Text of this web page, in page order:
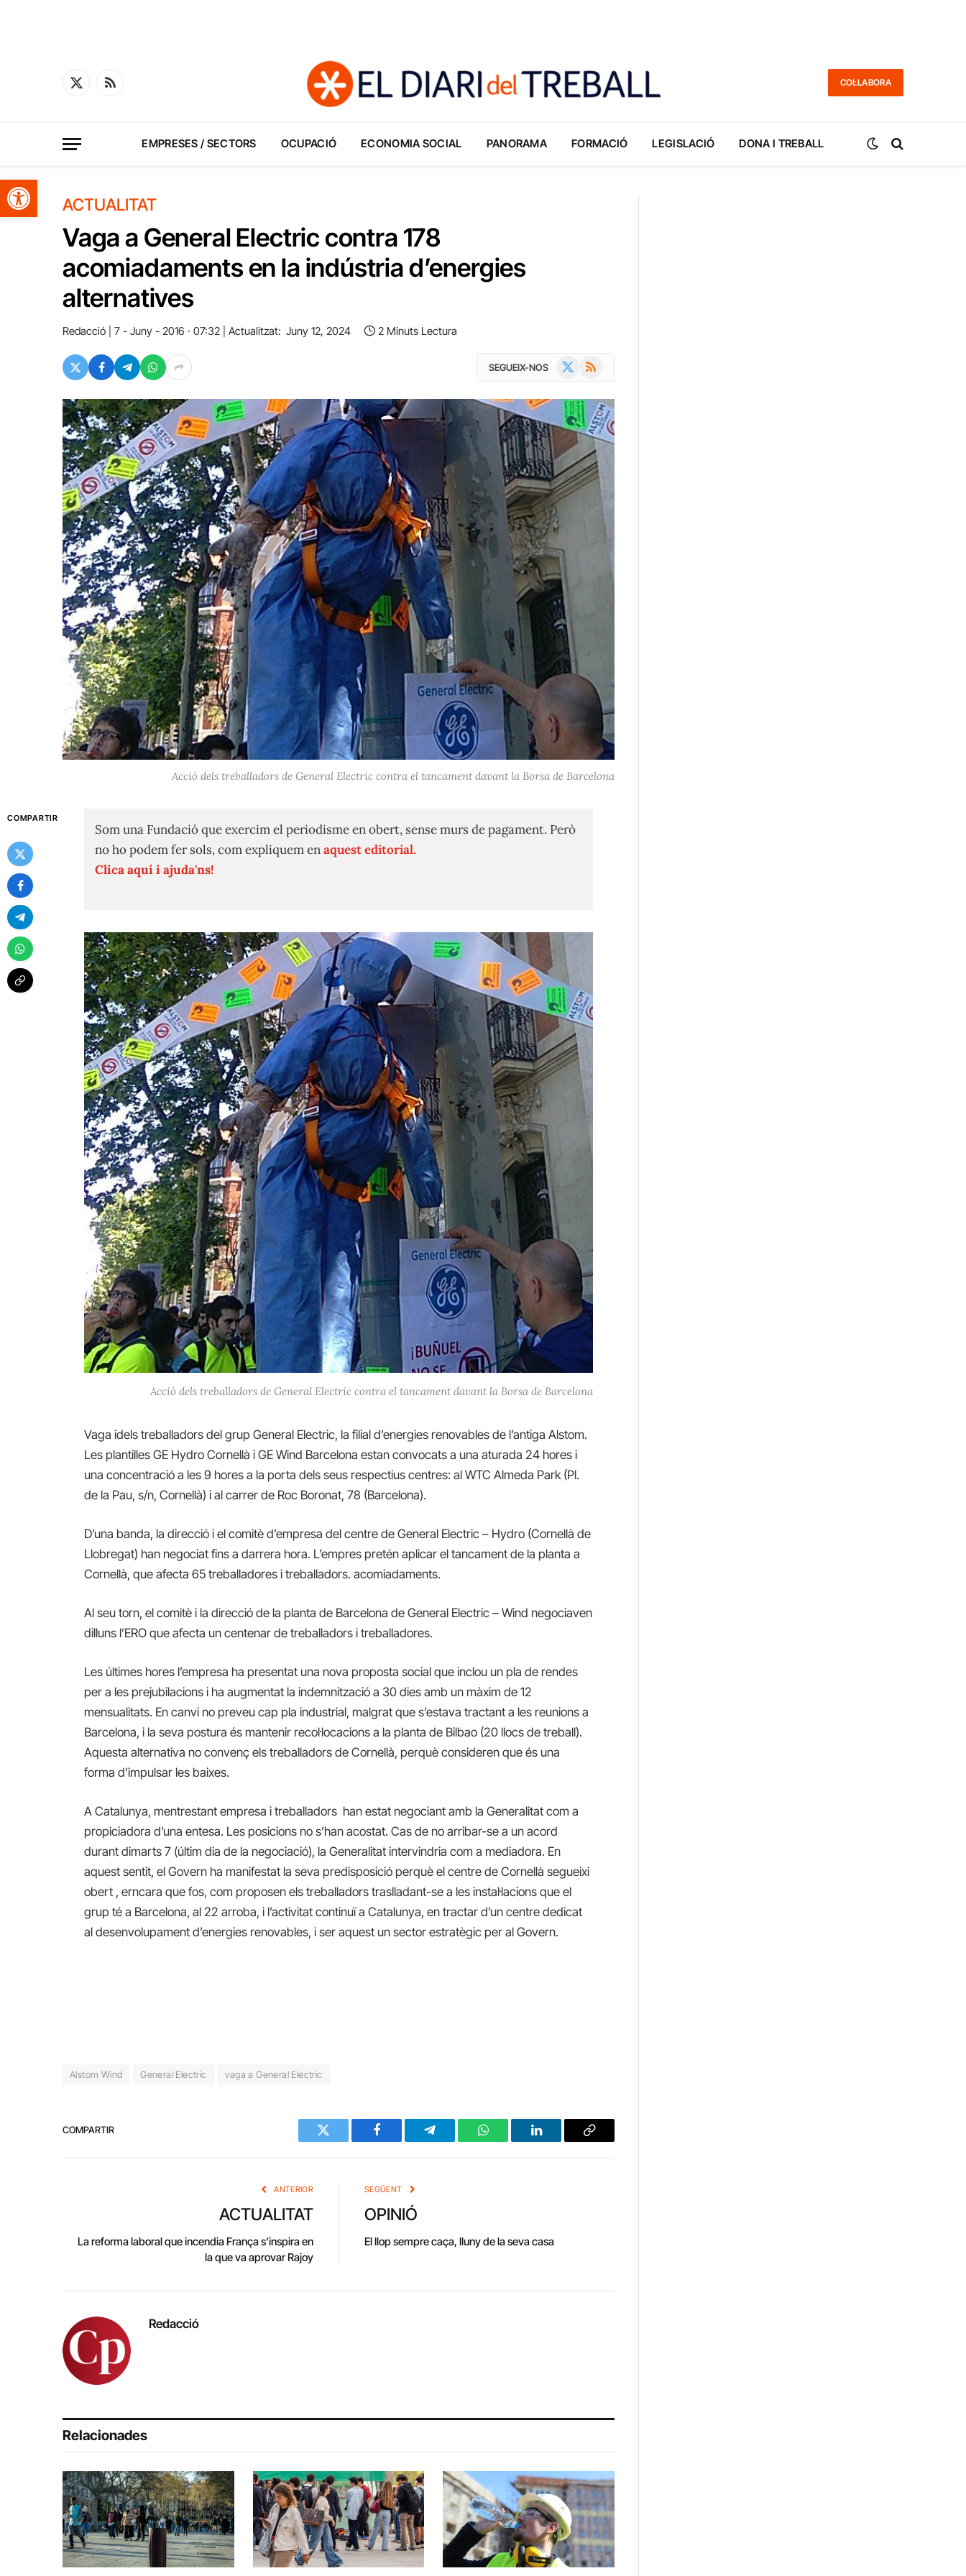
Obre la barra d'eines
X
RSS
COL·LABORA
EMPRESES / SECTORS OCUPACIÓ ECONOMIA SOCIAL PANORAMA FORMACIÓ LEGISLACIÓ DONA I TREBALL
ACTUALITAT
Vaga a General Electric contra 178
acomiadaments en la indústria d’energies
alternatives
Redacció 7 - Juny - 2016 · 07:32 Actualitzat: Juny 12, 2024 2 Minuts Lectura
SEGUEIX-NOS RSS
Acció dels treballadors de General Electric contra el tancament davant la Borsa de Barcelona
COMPARTIR
Som una Fundació que exercim el periodisme en obert, sense murs de pagament. Però
no ho podem fer sols, com expliquem enaquest editorial.
Clica aquí i ajuda'ns!
Acció dels treballadors de General Electric contra el tancament davant la Borsa de Barcelona
Vaga idels treballadors del grup General Electric, la filial d’energies renovables de l’antiga Alstom.
Les plantilles GE Hydro Cornellà i GE Wind Barcelona estan convocats a una aturada 24 hores i
una concentració a les 9 hores a la porta dels seus respectius centres: al WTC Almeda Park (Pl.
de la Pau, s/n, Cornellà) i al carrer de Roc Boronat, 78 (Barcelona).
D’una banda, la direcció i el comitè d’empresa ​​del centre de General Electric – Hydro (Cornellà de
Llobregat) han negociat fins a darrera hora. L’empres pretén aplicar el tancament de la planta a
Cornellà, que afecta 65 treballadores i treballadors. acomiadaments.
Al seu torn, el comitè i la direcció de la planta de Barcelona de General Electric – Wind negociaven
dilluns l’ERO que afecta un centenar de treballadors i treballadores.
Les últimes hores l’empresa ha presentat una nova proposta social que inclou un pla de rendes
per a les prejubilacions i ha augmentat la indemnització a 30 dies amb un màxim de 12
mensualitats. En canvi no preveu cap pla industrial, malgrat que s’estava tractant a les reunions a
Barcelona, i la seva postura és mantenir recol·locacions a la planta de Bilbao (20 llocs de treball).
Aquesta alternativa no convenç els treballadors de Cornellà, perquè consideren que és una
forma d’impulsar les baixes.
A Catalunya, mentrestant empresa i treballadors han estat negociant amb la Generalitat com a
propiciadora d’una entesa. Les posicions no s’han acostat. Cas de no arribar-se a un acord
durant dimarts 7 (últim dia de la negociació), la Generalitat intervindria com a mediadora. En
aquest sentit, el Govern ha manifestat la seva predisposició perquè el centre de Cornellà segueixi
obert , erncara que fos, com proposen els treballadors traslladant-se a les instal·lacions que el
grup té a Barcelona, al 22 arroba, i l’activitat continuï a Catalunya, en tractar d’un centre dedicat
al desenvolupament d’energies renovables, i ser aquest un sector estratègic per al Govern.
Alstom Wind General Electric vaga a General Electric
COMPARTIR
Twitter Facebook Telegram WhatsAppLinkedIn Copy
ANTERIOR
ACTUALITAT
La reforma laboral que incendia França s’inspira en
la que va aprovar Rajoy
SEGÜENT
OPINIÓ
El llop sempre caça, lluny de la seva casa
Redacció
Relacionades